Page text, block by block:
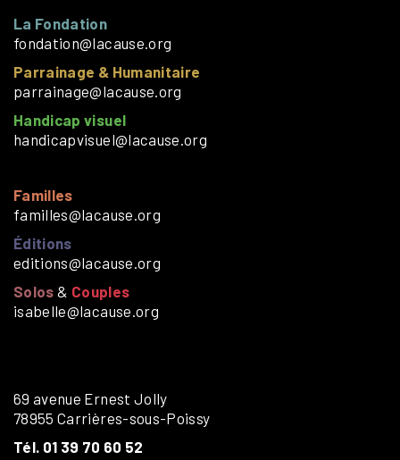
La Fondation
fondation@lacause.org
Parrainage & Humanitaire
parrainage@lacause.org
Handicap visuel
handicapvisuel@lacause.org
Familles
familles@lacause.org
Éditions
editions@lacause.org
Solos & Couples
isabelle@lacause.org
69 avenue Ernest Jolly
78955 Carrières-sous-Poissy
Tél. 01 39 70 60 52